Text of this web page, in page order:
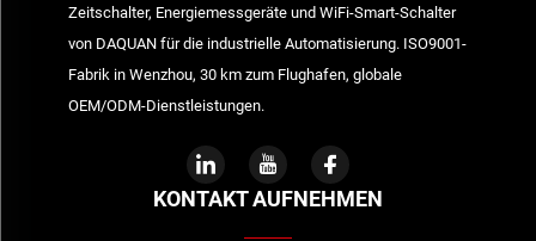
Zeitschalter, Energiemessgeräte und WiFi-Smart-Schalter
von DAQUAN für die industrielle Automatisierung. ISO9001-
Fabrik in Wenzhou, 30 km zum Flughafen, globale
OEM/ODM-Dienstleistungen.
KONTAKT AUFNEHMEN